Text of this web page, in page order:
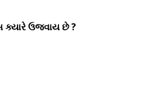
ક્યારે ઉજવાય છે ?